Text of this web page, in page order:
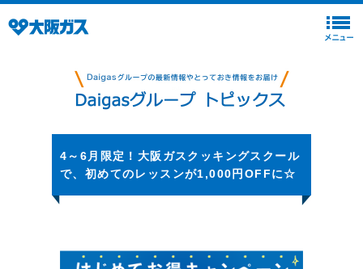
4～6月限定！大阪ガスクッキングスクール
で、初めてのレッスンが1,000円OFFに☆